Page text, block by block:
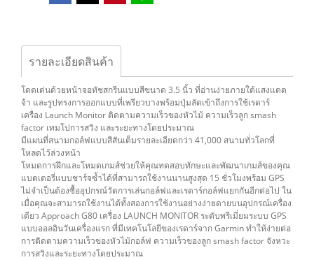
รายละเอียดสินค้า
โดดเด่นด้วยหน้าจอทัชสกรีนแบบสีขนาด 3.5 นิ้ว ที่อ่านง่ายภายใต้แสงแดด
จ้า และรูปทรงการออกแบบที่เพรียวบางพร้อมปุ่มลัดเข้าถึงการใช้เรดาร์
เครื่อง Launch Monitor ติดตามความเร็วของหัวไม้ ความเร็วลูก smash
factor เทมโปการสวิง และระยะทางโดยประมาณ
มีแผนที่สนามกอล์ฟแบบสีสันเต็มรายละเอียดกว่า 41,000 สนามทั่วโลกที่
โหลดไว้ล่วงหน้า
โหมดการฝึกและโหมดเกมส์ช่วยให้คุณทดสอบทักษะและพัฒนาเกมส์ของคุณ
แบตเตอรี่แบบชาร์จซ้ำได้ที่สามารถใช้งานนานสูงสุด 15 ชั่วโมงพร้อม GPS
ไม่จำเป็นต้องซื้ออุปกรณ์วัดการเล่นกอล์ฟและเรดาร์กอล์ฟแยกกันอีกต่อไป ใน
เมื่อคุณจะสามารถใช้งานได้ทั้งสองการใช้งานอย่างง่ายดายบนอุปกรณ์เครื่อง
เดียว Approach G80 เครื่อง LAUNCH MONITOR ระดับพรีเมี่ยมระบบ GPS
แบบออลอินวันเครื่องแรก ที่มีเทคโนโลยีของเรดาร์จาก Garmin ทำให้ง่ายต่อ
การติดตามความเร็วของหัวไม้กอล์ฟ ความเร็วของลูก smash factor จังหวะ
การสวิงและระยะทางโดยประมาณ